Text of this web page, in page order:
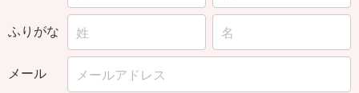
ふりがな
メール